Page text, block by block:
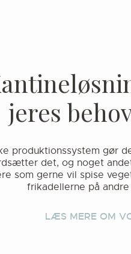
antineløsni
jeres beho
produktionssystem gør
det, og noget
som gerne vil spise
frikadellerne på
LÆS MERE OM